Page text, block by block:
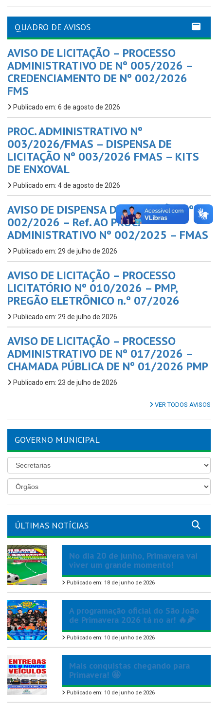
QUADRO DE AVISOS
AVISO DE LICITAÇÃO – PROCESSO
ADMINISTRATIVO DE Nº 005/2026 –
CREDENCIAMENTO DE Nº 002/2026
FMS
Publicado em: 6 de agosto de 2026
PROC. ADMINISTRATIVO Nº
003/2026/FMAS – DISPENSA DE
LICITAÇÃO Nº 003/2026 FMAS – KITS
DE ENXOVAL
Publicado em: 4 de agosto de 2026
AVISO DE DISPENSA DE LICITAÇÃO Nº
002/2026 – Ref. AO PROC.
ADMINISTRATIVO Nº 002/2025 – FMAS
Publicado em: 29 de julho de 2026
AVISO DE LICITAÇÃO – PROCESSO
LICITATÓRIO Nº 010/2026 – PMP,
PREGÃO ELETRÔNICO n.º 07/2026
Publicado em: 29 de julho de 2026
AVISO DE LICITAÇÃO – PROCESSO
ADMINISTRATIVO DE Nº 017/2026 –
CHAMADA PÚBLICA DE Nº 01/2026 PMP
Publicado em: 23 de julho de 2026
VER TODOS AVISOS
GOVERNO MUNICIPAL
ÚLTIMAS NOTÍCIAS
No dia 20 de junho, Primavera vai
viver um grande momento!
Publicado em: 18 de junho de 2026
A programação oficial do São João
de Primavera 2026 tá no ar! 🔥🌽
Publicado em: 10 de junho de 2026
Mais conquistas chegando para
Primavera! 🤩
Publicado em: 10 de junho de 2026